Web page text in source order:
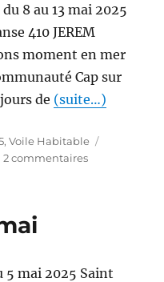
8 au 13 mai 2025
410 JEREM
moment en mer
Cap sur
de (suite…)
,Voile Habitable
2 commentaires
5 mai 2025 Saint